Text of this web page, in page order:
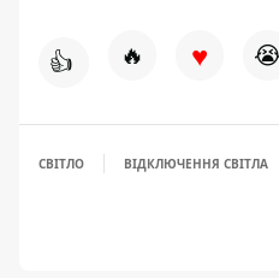
👍 🔥 ♥
СВІТЛО ВІДКЛЮЧЕННЯ СВІТЛА